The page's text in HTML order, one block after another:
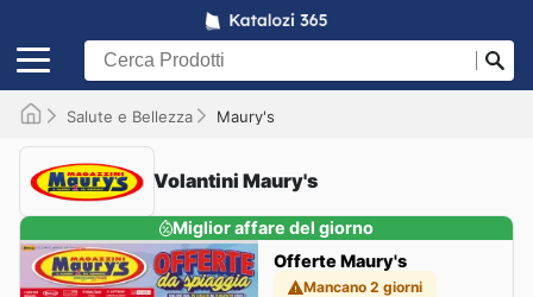
Salute e Bellezza Maury's
Volantini Maury's
Miglior affare del giorno
Offerte Maury's
Mancano 2 giorni